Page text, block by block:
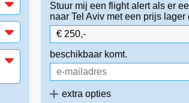
Stuur mij een flight alert als er
naar Tel Aviv met een prijs lager
beschikbaar komt.
extra opties